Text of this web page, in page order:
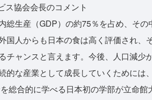
ス協会会長のコメント
総生産（GDP）の約75％を占め、その
国人からも日本の食は高く評価され、
チャンスと言えます。今後、人口減少
的な産業として成長していくためには
総合的に学べる日本初の学部が立命